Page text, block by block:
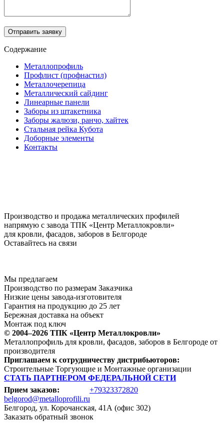
Отправить заявку
Содержание
Металлопрофиль
Профлист (профнастил)
Металлочерепица
Металлический сайдинг
Линеарные панели
Заборы из штакетника
Заборы жалюзи, ранчо, хайтек
Стальная рейка Кубота
Доборные элементы
Контакты
Производство и продажа металлических профилей
напрямую с завода ТПК «Центр Металлокровли»
для кровли, фасадов, заборов в Белгороде
Оставайтесь на связи
Мы предлагаем
Производство по размерам Заказчика
Низкие цены завода-изготовителя
Гарантия на продукцию до 25 лет
Бережная доставка на объект
Монтаж под ключ
© 2004–2026 ТПК «Центр Металлокровли»
Металлопрофиль для кровли, фасадов, заборов в Белгороде от
производителя
Приглашаем к сотрудничеству дистрибьюторов:
Строительные Торгующие и Монтажные организации
СТАТЬ ПАРТНЕРОМ ФЕДЕРАЛЬНОЙ СЕТИ
Прием заказов:
+79323372820
belgorod@metalloprofili.ru
Белгород, ул. Корочанская, 41А (офис 302)
Заказать обратный звонок